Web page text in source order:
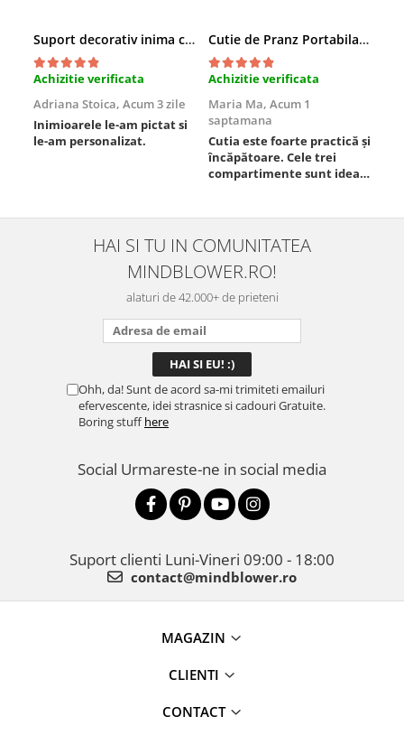
Suport decorativ inima cu mesaje, Cadou cu suflet
Achizitie verificata
Adriana Stoica, Acum 3 zile
Inimioarele le-am pictat si
le-am personalizat.
Cutie de Pranz Portabila cu Compartimente
Achizitie verificata
Maria Ma, Acum 1
saptamana
Cutia este foarte practică și
încăpătoare. Cele trei
compartimente sunt ideale
este sigură, fără scurgeri. O
folosesc aproape zilnic la
serviciu și sunt foarte
mulțumită.
HAI SI TU IN COMUNITATEA
MINDBLOWER.RO!
alaturi de 42.000+ de prieteni
Ohh, da! Sunt de acord sa-mi trimiteti emailuri
efervescente, idei strasnice si cadouri Gratuite.
Boring stuffhere
Social Urmareste-ne in social media
Suport clienti Luni-Vineri 09:00 - 18:00
contact@mindblower.ro
MAGAZIN
CLIENTI
CONTACT